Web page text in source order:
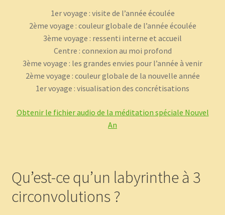
1er voyage : visite de l’année écoulée
2ème voyage : couleur globale de l’année écoulée
3ème voyage : ressenti interne et accueil
Centre : connexion au moi profond
3ème voyage : les grandes envies pour l’année à venir
2ème voyage : couleur globale de la nouvelle année
1er voyage : visualisation des concrétisations
Obtenir le fichier audio de la méditation spéciale Nouvel
An
Qu’est-ce qu’un labyrinthe à 3
circonvolutions ?